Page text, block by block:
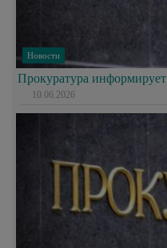
Новости
Прокуратура информирует
10.06.2026